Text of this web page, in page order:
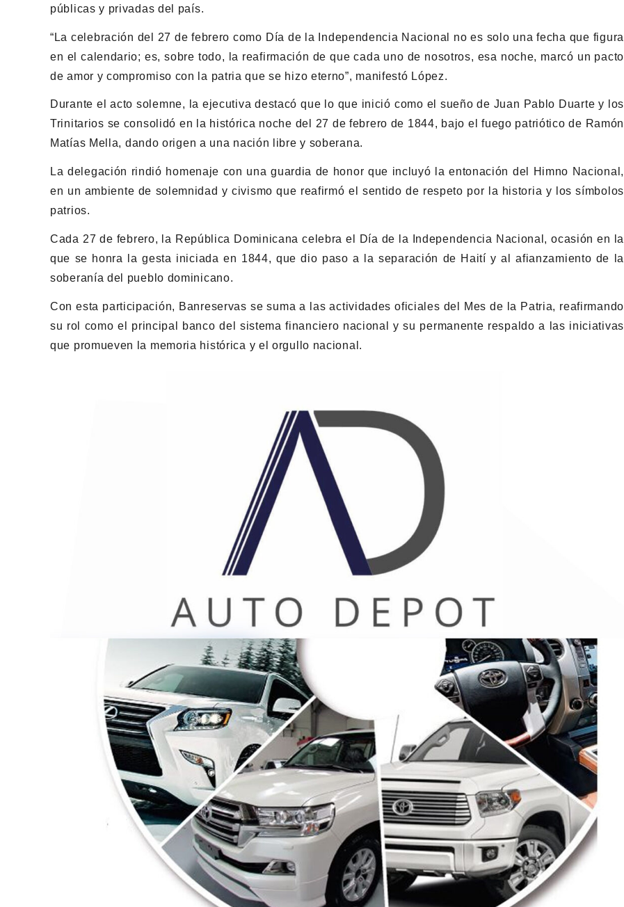
públicas y privadas del país.
“La celebración del 27 de febrero como Día de la Independencia Nacional no es solo una fecha que figura
en el calendario; es, sobre todo, la reafirmación de que cada uno de nosotros, esa noche, marcó un pacto
de amor y compromiso con la patria que se hizo eterno”, manifestó López.
Durante el acto solemne, la ejecutiva destacó que lo que inició como el sueño de Juan Pablo Duarte y los
Trinitarios se consolidó en la histórica noche del 27 de febrero de 1844, bajo el fuego patriótico de Ramón
Matías Mella, dando origen a una nación libre y soberana.
La delegación rindió homenaje con una guardia de honor que incluyó la entonación del Himno Nacional,
en un ambiente de solemnidad y civismo que reafirmó el sentido de respeto por la historia y los símbolos
patrios.
Cada 27 de febrero, la República Dominicana celebra el Día de la Independencia Nacional, ocasión en la
que se honra la gesta iniciada en 1844, que dio paso a la separación de Haití y al afianzamiento de la
soberanía del pueblo dominicano.
Con esta participación, Banreservas se suma a las actividades oficiales del Mes de la Patria, reafirmando
su rol como el principal banco del sistema financiero nacional y su permanente respaldo a las iniciativas
que promueven la memoria histórica y el orgullo nacional.